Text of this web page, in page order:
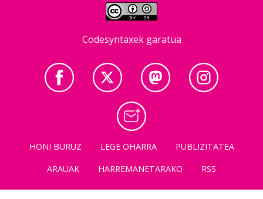
Codesyntaxek garatua
HONI BURUZ LEGE OHARRA
PUBLIZITATEA
ARAUAK
HARREMANETARAKO RSS